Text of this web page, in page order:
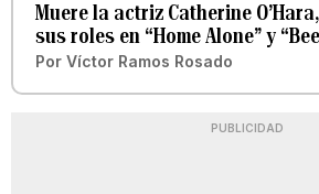
Muere la actriz Catherine
sus roles en “Home Alone” y
Por Víctor Ramos Rosado
PUBLICIDAD